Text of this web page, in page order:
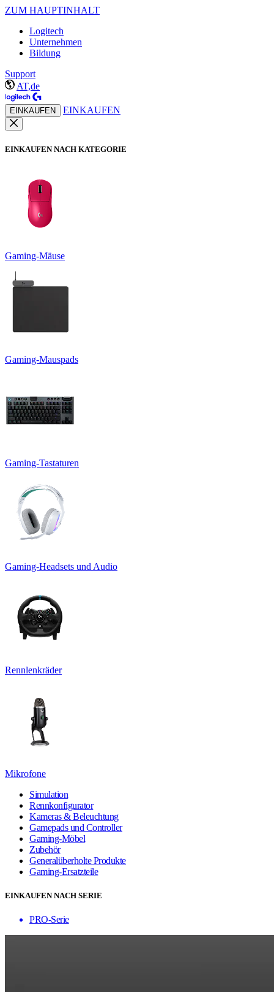
ZUM HAUPTINHALT
Logitech
Unternehmen
Bildung
Support
AT,de
EINKAUFEN EINKAUFEN
EINKAUFEN NACH KATEGORIE
Gaming-Mäuse
Gaming-Mauspads
Gaming-Tastaturen
Gaming-Headsets und Audio
Rennlenkräder
Mikrofone
Simulation
Rennkonfigurator
Kameras & Beleuchtung
Gamepads und Controller
Gaming-Möbel
Zubehör
Generalüberholte Produkte
Gaming-Ersatzteile
EINKAUFEN NACH SERIE
PRO-Serie